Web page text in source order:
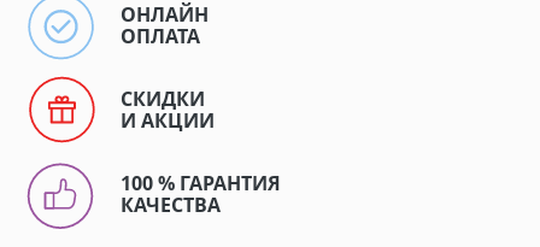
ОНЛАЙН
ОПЛАТА
СКИДКИ
И АКЦИИ
100 % ГАРАНТИЯ
КАЧЕСТВА